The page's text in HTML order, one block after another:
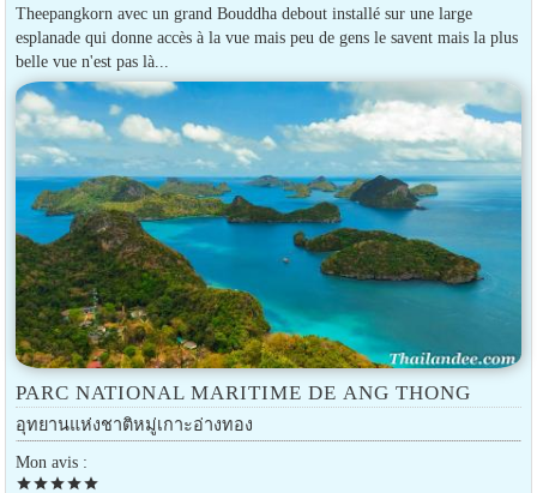
Theepangkorn avec un grand Bouddha debout installé sur une large
esplanade qui donne accès à la vue mais peu de gens le savent mais la plus
belle vue n'est pas là...
PARC NATIONAL MARITIME DE ANG THONG
อุทยานแห่งชาติหมู่เกาะอ่างทอง
Mon avis :
starstarstarstarstar